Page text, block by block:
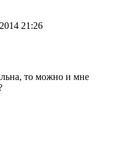
21:26
то можно и мне